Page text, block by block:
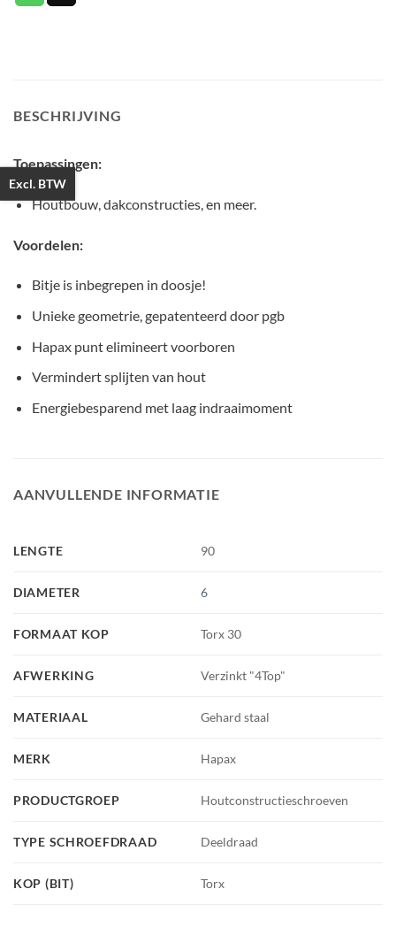
BESCHRIJVING
Toepassingen:
Houtbouw, dakconstructies, en meer.
Voordelen:
Bitje is inbegrepen in doosje!
Unieke geometrie, gepatenteerd door pgb
Hapax punt elimineert voorboren
Vermindert splijten van hout
Energiebesparend met laag indraaimoment
AANVULLENDE INFORMATIE
LENGTE 90
DIAMETER 6
FORMAAT KOP Torx 30
AFWERKING Verzinkt "4Top"
MATERIAAL Gehard staal
MERK Hapax
PRODUCTGROEP Houtconstructieschroeven
TYPE SCHROEFDRAAD Deeldraad
KOP (BIT) Torx
Excl. BTW